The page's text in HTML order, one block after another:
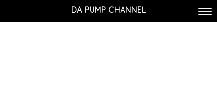
DA PUMP CHANNEL